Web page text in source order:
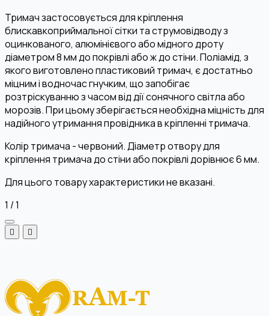
Тримач застосовується для кріплення
блискавкоприймальної сітки та струмовідводу з
оцинкованого, алюмінієвого або мідного дроту
діаметром 8 мм до покрівлі або ж до стіни. Поліамід, з
якого виготовлено пластиковий тримач, є достатньо
міцним і водночас гнучким, що запобігає
розтріскуванню з часом від дії сонячного світла або
морозів. При цьому зберігається необхідна міцність для
надійного утримання провідника в кріпленні тримача.
Колір тримача - червоний. Діаметр отвору для
кріплення тримача до стіни або покрівлі дорівнює 6 мм.
Для цього товару характеристики не вказані.
1 /1